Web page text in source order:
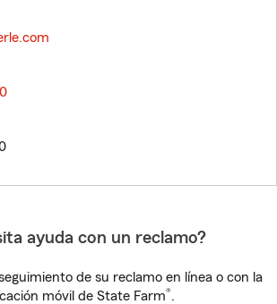
ayuda con un reclamo?
de su reclamo en línea o con la
móvil de State Farm®.